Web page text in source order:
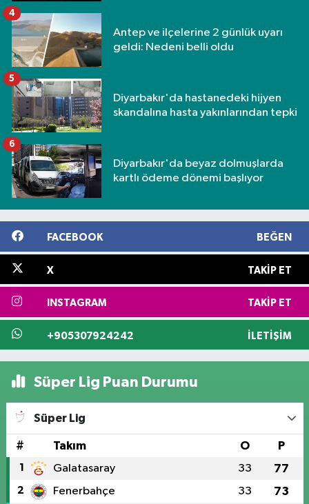
Antep ve ilçelerine 2 günlük uyarı
geldi: Nedeni belli oldu
4
Diyarbakır'da hastanedeki hijyen
skandalına hasta yakınlarından tepki
5
Diyarbakır'da beyaz dolmuşlarda
kartlı ödeme dönemi başlıyor
6
FACEBOOK BEĞEN
X TAKIP ET
INSTAGRAM TAKIP ET
+905307924242 İLETIŞIM
Süper Lig Puan Durumu
Süper Lig
# Takım O P
1 Galatasaray 33 77
2 Fenerbahçe 33 73